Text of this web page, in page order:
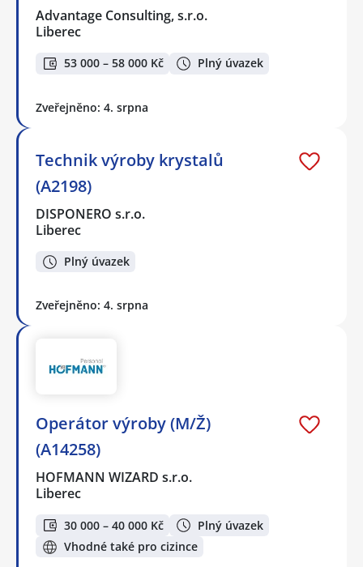
Advantage Consulting, s.r.o.
Liberec
53 000 – 58 000 Kč Plný úvazek
Zveřejněno: 4. srpna
Technik výroby krystalů
(A2198)
DISPONERO s.r.o.
Liberec
Plný úvazek
Zveřejněno: 4. srpna
Operátor výroby (M/Ž)
(A14258)
HOFMANN WIZARD s.r.o.
Liberec
30 000 – 40 000 Kč
Plný úvazek
Vhodné také pro cizince